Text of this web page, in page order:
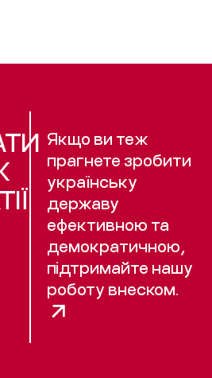
Якщо ви теж
прагнете зробити
українську
державу
ефективною та
демократичною,
підтримайте нашу
роботу внеском.